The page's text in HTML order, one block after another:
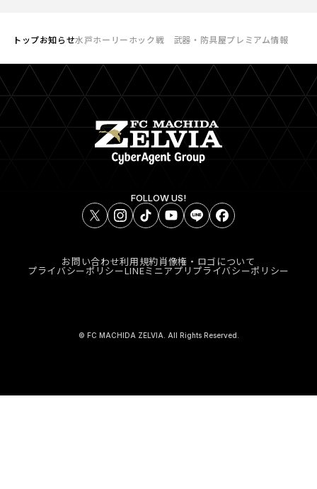
トップお知らせ水戸ホーリーホック戦 武器・防具屋プレミアム情報
FOLLOW US!
お問い合わせ利用規約肖像権・ロゴについて
プライバシーポリシーLINEミニアプリプライバシーポリシー
© FC MACHIDA ZELVIA. All Rights Reserved.